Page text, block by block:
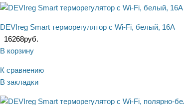
DEVIreg Smart терморегулятор с Wi-Fi, белый, 16А
16268руб.
В корзину
К сравнению
В закладки